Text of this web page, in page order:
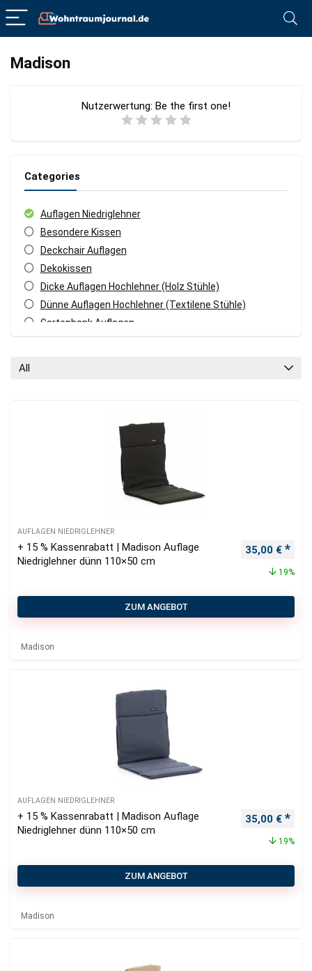
Madison
Nutzerwertung: Be the first one!
Categories
Auflagen Niedriglehner
Besondere Kissen
Deckchair Auflagen
Dekokissen
Dicke Auflagen Hochlehner (Holz Stühle)
Dünne Auflagen Hochlehner (Textilene Stühle)
Gartenbank Auflagen
Sitzkissen Outdoor
All
AUFLAGEN NIEDRIGLEHNER
+ 15 % Kassenrabatt | Madison Auflage
Niedriglehner dünn 110×50 cm
35,00 €
19%
ZUM ANGEBOT
Madison
AUFLAGEN NIEDRIGLEHNER
+ 15 % Kassenrabatt | Madison Auflage
Niedriglehner dünn 110×50 cm
35,00 €
19%
ZUM ANGEBOT
Madison